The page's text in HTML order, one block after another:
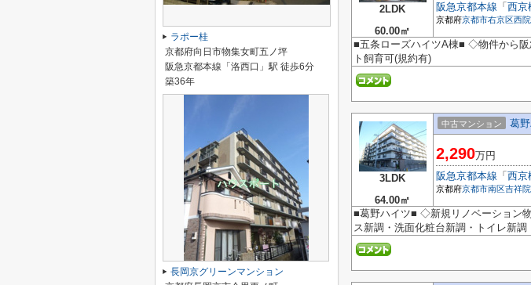
2LDK
60.00㎡
阪急京都本線 「 西京
京都府京都市右京区西
■五条ローズハイツA棟■ ◇物件から
ト飼育可(規約有)
3LDK
64.00㎡
中古マンション 葛
2,290万円
阪急京都本線 「 西京
京都府京都市南区吉祥
■葛野ハイツ■ ◇新規リノベーショ
ス新調・洗面化粧台新調・トイレ新
ラポー桂
京都府向日市物集女町五ノ坪
阪急京都本線「洛西口」駅 徒歩6分
築36年
長岡京グリーンマンション